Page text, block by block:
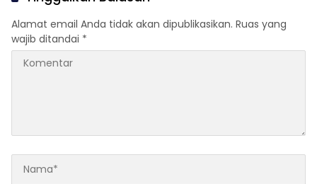
Alamat email Anda tidak akan dipublikasikan. Ruas yang
wajib ditandai *